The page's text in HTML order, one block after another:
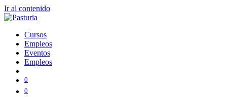
Ir al contenido
Cursos
Empleos
Eventos
Empleos
0
0